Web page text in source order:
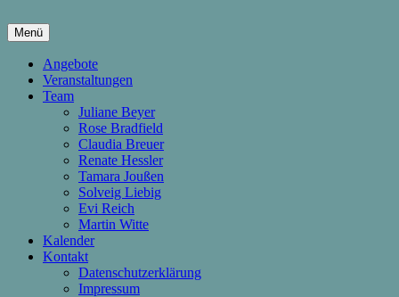
zum
InhaltDie Wachstumsfuge
Menü
Angebote
Veranstaltungen
Team
Juliane Beyer
Rose Bradfield
Claudia Breuer
Renate Hessler
Tamara Joußen
Solveig Liebig
Evi Reich
Martin Witte
Kalender
Kontakt
Datenschutzerklärung
Impressum